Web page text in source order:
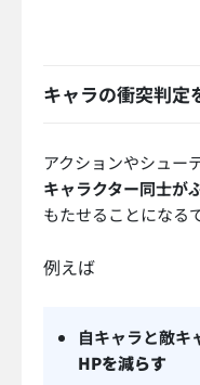
キャラの衝突判定
アクションやシュー
キャラクター同士が
もたせることになる
例えば
自キャラと敵キ
HPを減らす